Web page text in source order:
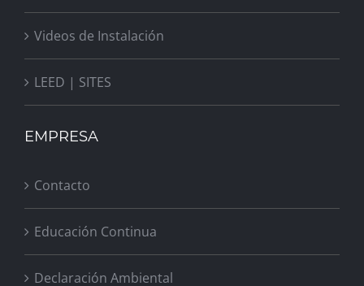
Videos de Instalación
LEED | SITES
EMPRESA
Contacto
Educación Continua
Declaración Ambiental